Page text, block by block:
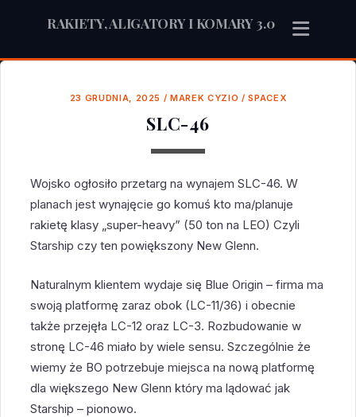
RAKIETY, ALIGATORY I KOMARY 3.0
23 GRUDNIA, 2025 /MAREK CYZIO /SPACEX
SLC-46
Wojsko ogłosiło przetarg na wynajem SLC-46. W
planach jest wynajęcie go komuś kto ma/planuje
rakietę klasy „super-heavy” (50 ton na LEO) Czyli
Starship czy ten powiększony New Glenn.
Naturalnym klientem wydaje się Blue Origin – firma ma
swoją platformę zaraz obok (LC-11/36) i obecnie
także przejęła LC-12 oraz LC-3. Rozbudowanie w
stronę LC-46 miało by wiele sensu. Szczególnie że
wiemy że BO potrzebuje miejsca na nową platformę
dla większego New Glenn który ma lądować jak
Starship – pionowo.